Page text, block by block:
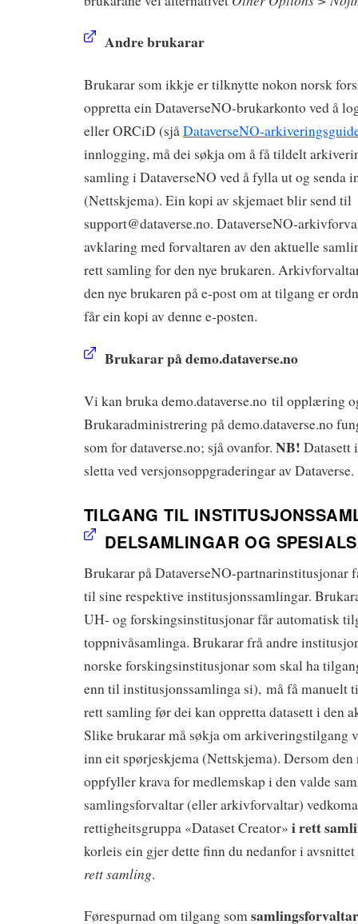
Andre brukarar
Brukarar som ikkje er tilknytte nokon norsk
oppretta ein DataverseNO-brukarkonto ved å
eller ORCiD (sjåDataverseNO-
innlogging, må dei søkja om å få tildelt
samling i DataverseNO ved å fylla ut og senda
(Nettskjema). Ein kopi av skjemaet blir send til
support@dataverse.no. DataverseNO-
avklaring med forvaltaren av den aktuelle
rett samling for den nye brukaren.
den nye brukaren på e-post om at tilgang er
får ein kopi av denne e-posten.
Brukarar på demo.dataverse.no
Vi kan bruka demo.dataverse.no til opplæring
Brukaradministrering på demo.dataverse.no
som for dataverse.no; sjå ovanfor. NB! Datasett
sletta ved versjonsoppgraderingar av Dataverse.
TILGANG TIL
DELSAMLINGAR OG
Brukarar på DataverseNO-partnarinstitusjonar
til sine respektive institusjonssamlingar.
UH- og forskingsinstitusjonar får automatisk
toppnivåsamlinga. Brukarar frå andre
norske forskingsinstitusjonar som skal ha
enn til institusjonssamlinga si), må få manuelt
rett samling før dei kan oppretta datasett i den
Slike brukarar må søkja om arkiveringstilgang
inn eit spørjeskjema (Nettskjema). Dersom den
oppfyller krava for medlemskap i den valde
samlingsforvaltar (eller arkivforvaltar)
rettigheitsgruppa «Dataset Creator» i rett
korleis ein gjer dette finn du nedanfor i
rett samling.
Førespurnad om tilgang somsamlingsforvaltar